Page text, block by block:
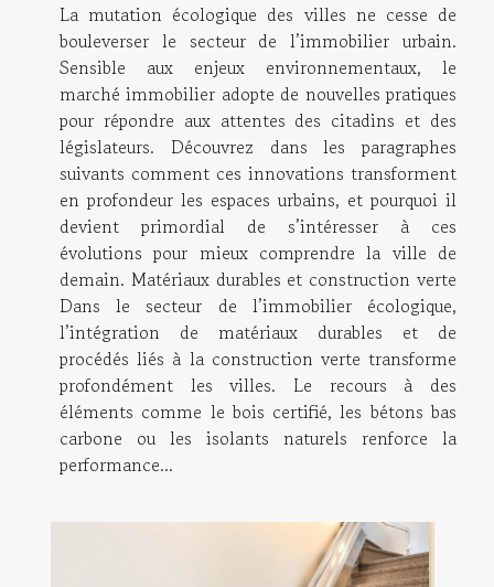
La mutation écologique des villes ne cesse de
bouleverser le secteur de l’immobilier urbain.
Sensible aux enjeux environnementaux, le
marché immobilier adopte de nouvelles pratiques
pour répondre aux attentes des citadins et des
législateurs. Découvrez dans les paragraphes
suivants comment ces innovations transforment
en profondeur les espaces urbains, et pourquoi il
devient primordial de s’intéresser à ces
évolutions pour mieux comprendre la ville de
demain. Matériaux durables et construction verte
Dans le secteur de l’immobilier écologique,
l’intégration de matériaux durables et de
procédés liés à la construction verte transforme
profondément les villes. Le recours à des
éléments comme le bois certifié, les bétons bas
carbone ou les isolants naturels renforce la
performance...